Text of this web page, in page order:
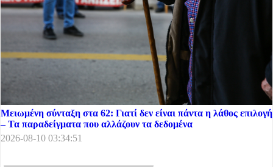
Μειωμένη σύνταξη στα 62: Γιατί δεν είναι πάντα η λάθος επιλογή
– Τα παραδείγματα που αλλάζουν τα δεδομένα
2026-08-10 03:34:51